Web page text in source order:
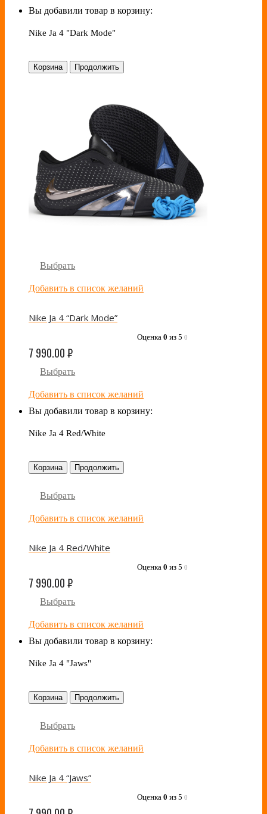
Вы добавили товар в корзину:
Nike Ja 4 "Dark Mode"
Корзина Продолжить
Выбрать
Добавить в список желаний
Nike Ja 4 “Dark Mode”
Оценка 0 из 5 0
7 990.00₽
Выбрать
Добавить в список желаний
Вы добавили товар в корзину:
Nike Ja 4 Red/White
Корзина Продолжить
Выбрать
Добавить в список желаний
Nike Ja 4 Red/White
Оценка 0 из 5 0
7 990.00₽
Выбрать
Добавить в список желаний
Вы добавили товар в корзину:
Nike Ja 4 "Jaws"
Корзина Продолжить
Выбрать
Добавить в список желаний
Nike Ja 4 “Jaws”
Оценка 0 из 5 0